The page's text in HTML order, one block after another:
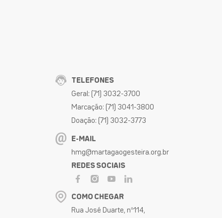
TELEFONES
Geral: (71) 3032-3700
Marcação: (71) 3041-3800
Doação: (71) 3032-3773
E-MAIL
hmg@martagaogesteira.org.br
REDES SOCIAIS
COMO CHEGAR
Rua José Duarte, nº114,